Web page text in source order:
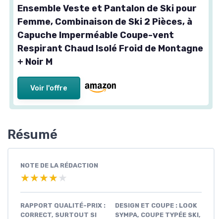
Ensemble Veste et Pantalon de Ski pour
Femme, Combinaison de Ski 2 Pièces, à
Capuche Imperméable Coupe-vent
Respirant Chaud Isolé Froid de Montagne
+ Noir M
Voir l'offre
Résumé
NOTE DE LA RÉDACTION
★★★★★
★★★★★
RAPPORT QUALITÉ-PRIX :
CORRECT, SURTOUT SI
DESIGN ET COUPE : LOOK
SYMPA, COUPE TYPÉE SKI,